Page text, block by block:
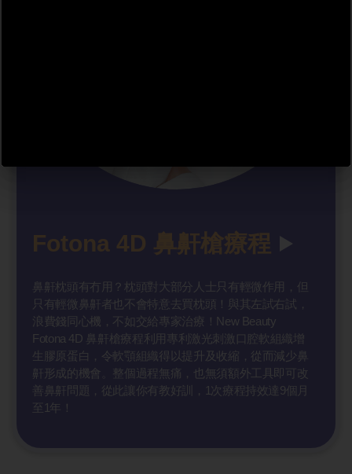
Fotona 4D 鼻鼾槍療程
鼻鼾枕頭有冇用？枕頭對大部分人士只有輕微作用，但
只有輕微鼻鼾者也不會特意去買枕頭！與其左試右試，
浪費錢同心機，不如交給專家治療！New Beauty
Fotona 4D 鼻鼾槍療程利用專利激光刺激口腔軟組織增
生膠原蛋白，令軟顎組織得以提升及收縮，從而減少鼻
鼾形成的機會。整個過程無痛，也無須額外工具即可改
善鼻鼾問題，從此讓你有教好訓，1次療程持效達9個月
至1年！